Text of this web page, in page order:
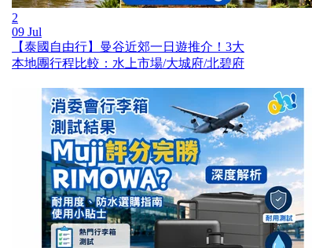
2
09 Jul
【泰國自由行】曼谷近郊一日遊推介！3大
本地團行程比較：水上市場/大城府/北碧府